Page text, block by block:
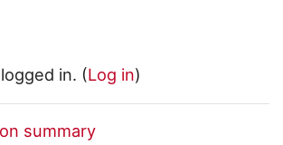
in. (Log in)
summary